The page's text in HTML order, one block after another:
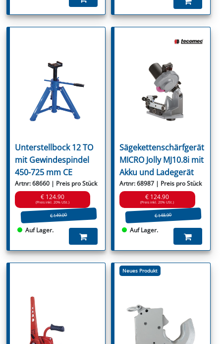
Unterstellbock 12 TO
mit Gewindespindel
450-725 mm CE
Artnr: 68660 | Preis pro Stück
€ 124.90
(Preis inkl. 20% USt.)
€ 149.00
Auf Lager.
Sägekettenschärfgerät
MICRO Jolly MJ10.8i mit
Akku und Ladegerät
Artnr: 68987 | Preis pro Stück
€ 124.90
(Preis inkl. 20% USt.)
€ 148.90
Auf Lager.
Neues Produkt